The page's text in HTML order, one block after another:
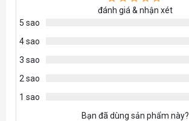
Dung lượng tối
VGA
Ổ cứng
đánh giá & nhận xét
5 sao
4 sao
3 sao
2 sao
1 sao
Bạn đã dùng sản phẩm này?